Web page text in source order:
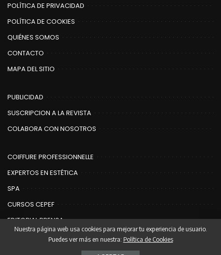
POLÍTICA DE PRIVACIDAD
POLÍTICA DE COOKIES
QUIÉNES SOMOS
CONTACTO
MAPA DEL SITIO
PUBLICIDAD
SUSCRIPCION A LA REVISTA
COLABORA CON NOSOTROS
COIFFURE PROFESSIONNELLE
EXPERTOS EN ESTÉTICA
SPA
CURSOS CEPEF
EDITORIAL PRENSA
Nuestra página web usa cookies para mejorar tu experiencia de usuario.
Puedes ver más en nuestra: Política de Cookies